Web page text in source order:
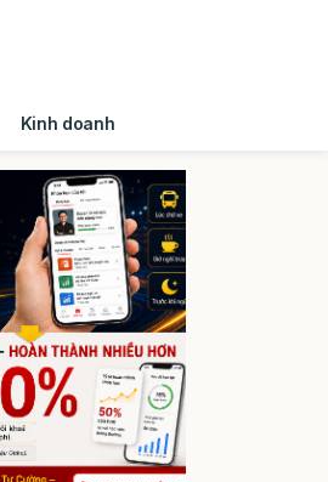
Kinh doanh